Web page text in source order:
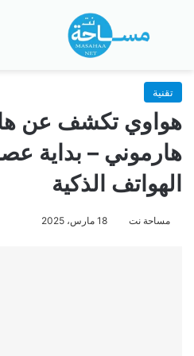
بحث عن
تقنية
هواوي تكشف عن
هارموني – بداية
الهواتف الذكية
مساحة نت 18 مارس، 2025